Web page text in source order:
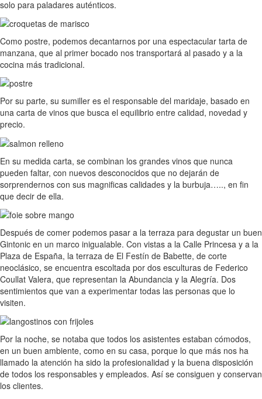
solo para paladares auténticos.
Como postre, podemos decantarnos por una espectacular tarta de
manzana, que al primer bocado nos transportará al pasado y a la
cocina más tradicional.
Por su parte, su sumiller es el responsable del maridaje, basado en
una carta de vinos que busca el equilibrio entre calidad, novedad y
precio.
En su medida carta, se combinan los grandes vinos que nunca
pueden faltar, con nuevos desconocidos que no dejarán de
sorprendernos con sus magnificas calidades y la burbuja….., en fin
que decir de ella.
Después de comer podemos pasar a la terraza para degustar un buen
Gintonic en un marco inigualable. Con vistas a la Calle Princesa y a la
Plaza de España, la terraza de El Festín de Babette, de corte
neoclásico, se encuentra escoltada por dos esculturas de Federico
Coullat Valera, que representan la Abundancia y la Alegría. Dos
sentimientos que van a experimentar todas las personas que lo
visiten.
Por la noche, se notaba que todos los asistentes estaban cómodos,
en un buen ambiente, como en su casa, porque lo que más nos ha
llamado la atención ha sido la profesionalidad y la buena disposición
de todos los responsables y empleados. Así se consiguen y conservan
los clientes.